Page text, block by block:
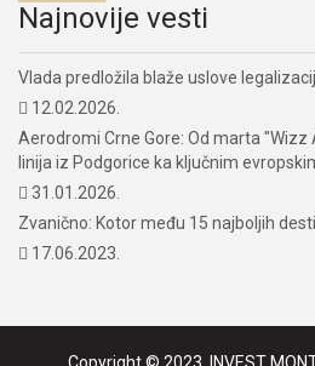
Najnovije vesti
Vlada predložila blaže uslove
12.02.2026.
Aerodromi Crne Gore: Od marta "Wizz
linija iz Podgorice ka ključnim
31.01.2026.
Zvanično: Kotor među 15 najboljih
17.06.2023.